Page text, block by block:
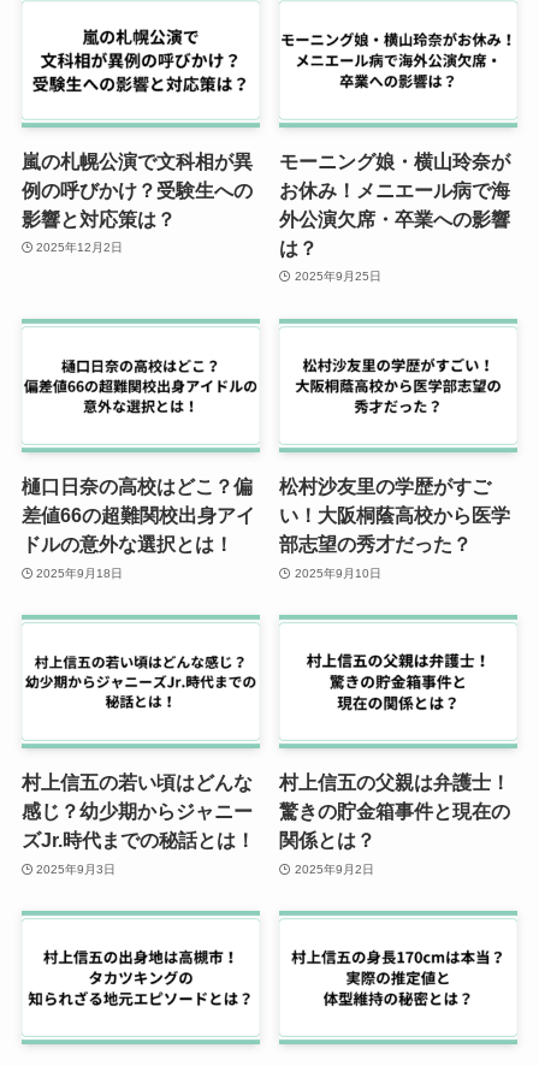
嵐の札幌公演で文科相が異
例の呼びかけ？受験生への
影響と対応策は？
2025年12月2日
モーニング娘・横山玲奈が
お休み！メニエール病で海
外公演欠席・卒業への影響
は？
2025年9月25日
樋口日奈の高校はどこ？偏
差値66の超難関校出身アイ
ドルの意外な選択とは！
2025年9月18日
松村沙友里の学歴がすご
い！大阪桐蔭高校から医学
部志望の秀才だった？
2025年9月10日
村上信五の若い頃はどんな
感じ？幼少期からジャニー
ズJr.時代までの秘話とは！
2025年9月3日
村上信五の父親は弁護士！
驚きの貯金箱事件と現在の
関係とは？
2025年9月2日